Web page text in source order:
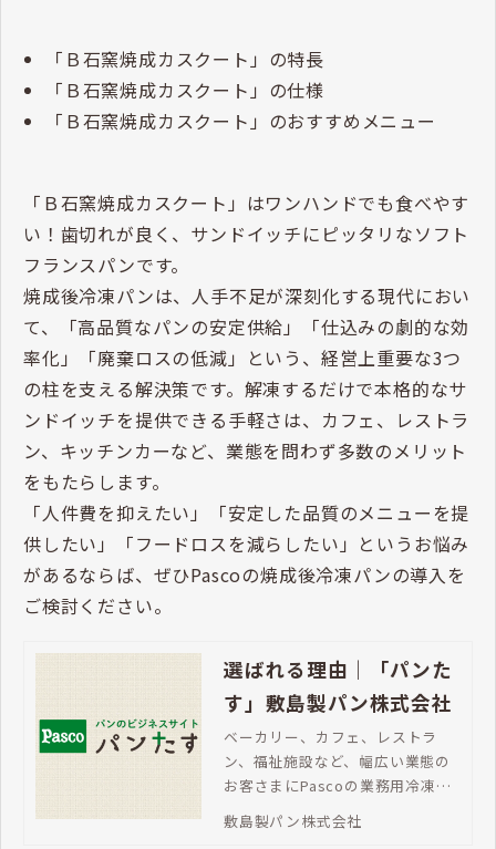
「Ｂ石窯焼成カスクート」の特長
「Ｂ石窯焼成カスクート」の仕様
「Ｂ石窯焼成カスクート」のおすすめメニュー
「Ｂ石窯焼成カスクート」はワンハンドでも食べやす
い！歯切れが良く、サンドイッチにピッタリなソフト
フランスパンです。
焼成後冷凍パンは、人手不足が深刻化する現代におい
て、「高品質なパンの安定供給」「仕込みの劇的な効
率化」「廃棄ロスの低減」という、経営上重要な3つ
の柱を支える解決策です。解凍するだけで本格的なサ
ンドイッチを提供できる手軽さは、カフェ、レストラ
ン、キッチンカーなど、業態を問わず多数のメリット
をもたらします。
「人件費を抑えたい」「安定した品質のメニューを提
供したい」「フードロスを減らしたい」というお悩み
があるならば、ぜひPascoの焼成後冷凍パンの導入を
ご検討ください。
選ばれる理由｜「パンた
す」敷島製パン株式会社
ベーカリー、カフェ、レストラ
ン、福祉施設など、幅広い業態の
お客さまにPascoの業務用冷凍パ
豊かなラインアップ、焼成後冷凍
敷島製パン株式会社